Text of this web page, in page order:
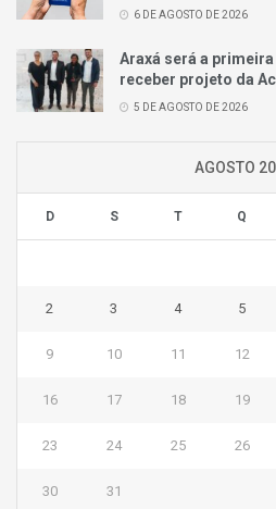
6 DE AGOSTO DE 2026
Araxá será a
receber projeto da
5 DE AGOSTO DE 2026
AGOSTO
D S T Q
2 3 4 5
9 10 11 12
16 17 18 19
23 24 25 26
30 31